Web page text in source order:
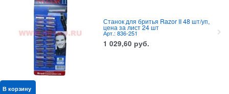
Станок для бритья Razor II 48 шт/уп,
цена за лист 24 шт
Арт.: 836-251
1 029,60 руб.
В корзину